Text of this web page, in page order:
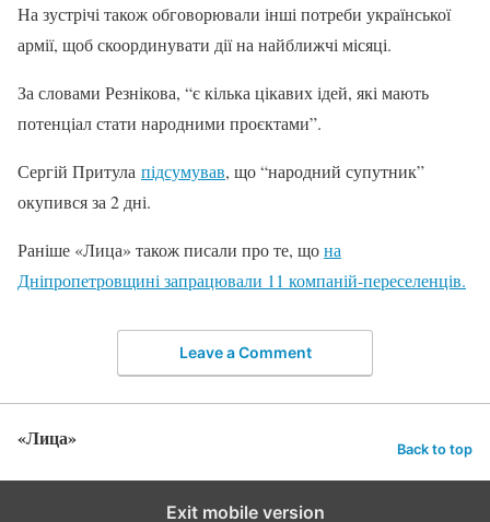
На зустрічі також обговорювали інші потреби української
армії, щоб скоординувати дії на найближчі місяці.
За словами Резнікова, “є кілька цікавих ідей, які мають
потенціал стати народними проєктами”.
Сергій Притула підсумував, що “народний супутник”
окупився за 2 дні.
Раніше «Лица» також писали про те, щона
Дніпропетровщині запрацювали 11 компаній-переселенців.
Leave a Comment
«Лица» Back to top
Exit mobile version